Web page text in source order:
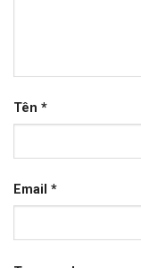
Tên *
Email *